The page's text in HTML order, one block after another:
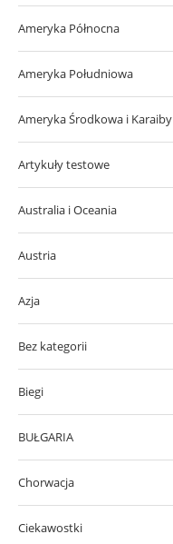
Ameryka Północna
Ameryka Południowa
Ameryka Środkowa i Karaiby
Artykuły testowe
Australia i Oceania
Austria
Azja
Bez kategorii
Biegi
BUŁGARIA
Chorwacja
Ciekawostki